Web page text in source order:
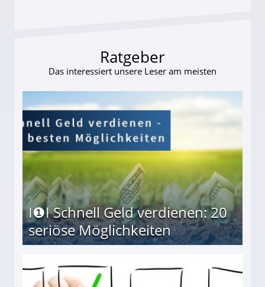
Ratgeber
Das interessiert unsere Leser am meisten
I❶I Schnell Geld verdienen: 20
seriöse Möglichkeiten